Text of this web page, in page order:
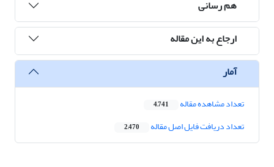
هم رسانی
ارجاع به این مقاله
آمار
تعداد مشاهده مقاله 4,741
تعداد دریافت فایل اصل مقاله 2,470